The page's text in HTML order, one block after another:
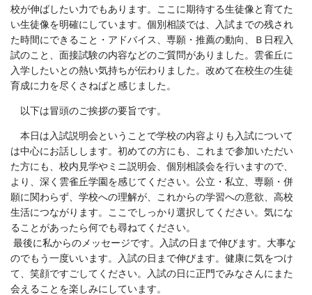
校が伸ばしたい力でもあります。ここに期待する生徒像と育てた
い生徒像を明確にしています。個別相談では、入試までの残され
た時間にできること・アドバイス、専願・推薦の動向、Ｂ日程入
試のこと、面接試験の内容などのご質問がありました。雲雀丘に
入学したいとの熱い気持ちが伝わりました。改めて在校生の生徒
育成に力を尽くさねばと感じました。
以下は冒頭のご挨拶の要旨です。
本日は入試説明会ということで学校の内容よりも入試について
は中心にお話しします。初めての方にも、これまで参加いただい
た方にも、校内見学やミニ説明会、個別相談会を行いますので、
より、深く雲雀丘学園を感じてください。公立・私立、専願・併
願に関わらず、学校への理解が、これからの学習への意欲、高校
生活につながります。ここでしっかり選択してください。気にな
ることがあったら何でも尋ねてください。
最後に私からのメッセージです。入試の日まで伸びます。大事な
のでもう一度いいます。入試の日まで伸びます。健康に気をつけ
て、笑顔ですごしてください。入試の日に正門でみなさんにまた
会えることを楽しみにしています。